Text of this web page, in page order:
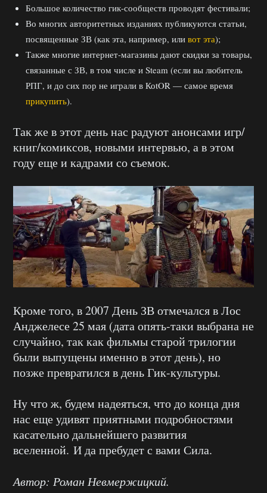
Большое количество гик-сообществ проводят фестивали;
Во многих авторитетных изданиях публикуются статьи,
посвященные ЗВ (как эта, например, или вот эта);
Также многие интернет-магазины дают скидки за товары,
связанные с ЗВ, в том числе и Steam (если вы любитель
РПГ, и до сих пор не играли в КоtOR — самое время
прикупить).
Так же в этот день нас радуют анонсами игр/
книг/комиксов, новыми интервью, а в этом
году еще и кадрами со съемок.
Кроме того, в 2007 День ЗВ отмечался в Лос
Анджелесе 25 мая (дата опять-таки выбрана не
случайно, так как фильмы старой трилогии
были выпущены именно в этот день), но
позже превратился в день Гик-культуры.
Ну что ж, будем надеяться, что до конца дня
нас еще удивят приятными подробностями
касательно дальнейшего развития
вселенной. И да пребудет с вами Сила.
Автор: Роман Невмержицкий.